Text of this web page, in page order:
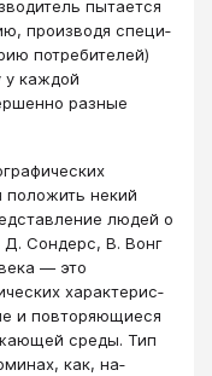
пытается
производя специ­
потребителей)
у каждой
разные
положить некий
людей о
Д. Сондерс, В. Вонг
— это
характерис­
и повторяющиеся
среды. Тип
как, на­